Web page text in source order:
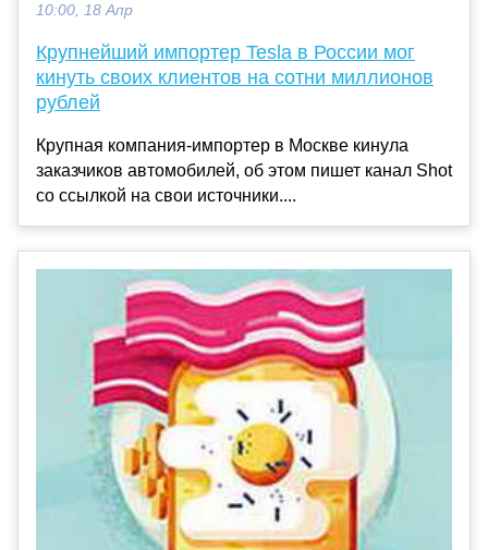
10:00, 18 Апр
Крупнейший импортер Tesla в России мог
кинуть своих клиентов на сотни миллионов
рублей
Крупная компания-импортер в Москве кинула
заказчиков автомобилей, об этом пишет канал Shot
со ссылкой на свои источники....